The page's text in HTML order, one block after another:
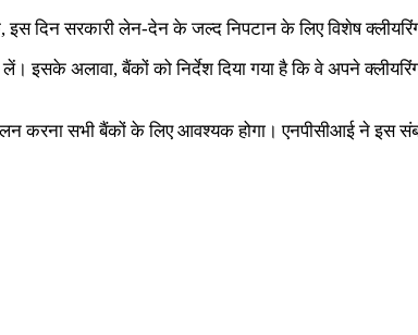
इस दिन सरकारी लेन-देन के जल्द निपटान के लिए विशेष
इसके अलावा, बैंकों को निर्देश दिया गया है कि वे अपने
पालन करना सभी बैंकों के लिए आवश्यक होगा। एनपीसीआई ने